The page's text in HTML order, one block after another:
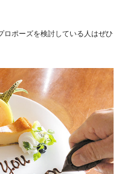
ポーズを検討している人はぜひ